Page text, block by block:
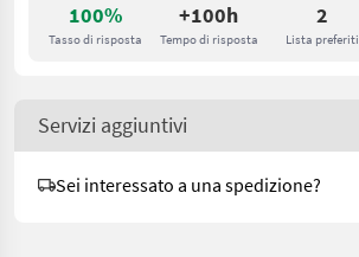
100%
Tasso di risposta
+100h
Tempo di risposta
2
Lista preferiti
Servizi aggiuntivi
Sei interessato a una spedizione?